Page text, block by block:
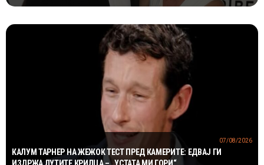
„НИКОЈ НЕ БИ ГИ ПРЕПОЗНАЛ“
КАЛУМ ТАРНЕР НА ЖЕЖОК ТЕСТ ПРЕД КАМЕРИТЕ: ЕДВАЈ ГИ
07/08/2026